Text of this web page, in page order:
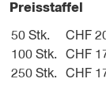
Preisstaffel
50 Stk.
CHF
100 Stk.
CHF
250 Stk.
CHF